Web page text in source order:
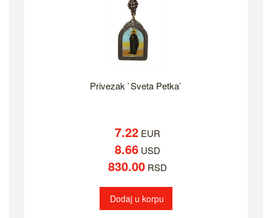
Privezak `Sveta Petka`
7.22 EUR
8.66 USD
830.00 RSD
Dodaj u korpu